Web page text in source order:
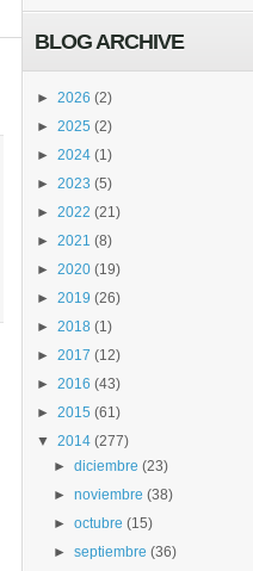
BLOG ARCHIVE
► 2026 (2)
► 2025 (2)
► 2024 (1)
► 2023 (5)
► 2022 (21)
► 2021 (8)
► 2020 (19)
► 2019 (26)
► 2018 (1)
► 2017 (12)
► 2016 (43)
► 2015 (61)
▼ 2014 (277)
►diciembre (23)
►noviembre (38)
►octubre (15)
►septiembre (36)